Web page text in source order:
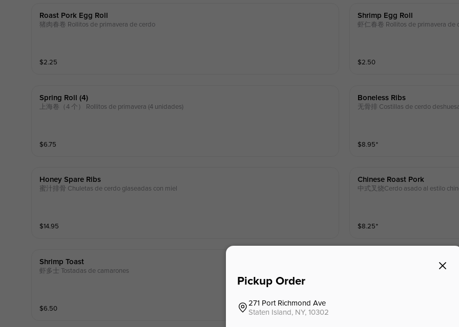
Roast Pork Egg Roll
猪肉春卷 Rollitos de primavera de cerdo
$2.25
Shrimp Egg Roll
虾仁春卷 Rollitos de primavera de
$2.50
Spring Roll (4)
上海卷（4 个） Rollitos de primavera (4 unidades)
$6.75
Boneless Ribs
无骨排 Costillas de cerdo
$8.95⁺
Honey Spare Ribs
蜜汁排骨 Chuletas de cerdo glaseadas con miel
$14.95
Chinese Roast Pork
中式叉烧Cerdo asado al estilo
$8.25⁺
Shrimp Toast
虾多士 Tostadas de camarones
$6.50
炸云吞（10 个） Wantones fritos
Pickup Order
271 Port Richmond Ave
Staten Island, NY, 10302